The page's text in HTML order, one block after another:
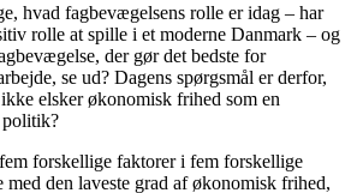
hvad fagbevægelsens rolle er idag – har
rolle at spille i et moderne Danmark – og
der gør det bedste for
se ud? Dagens spørgsmål er derfor,
elsker økonomisk frihed som en
politik?
forskellige faktorer i fem forskellige
med den laveste grad af økonomisk frihed,